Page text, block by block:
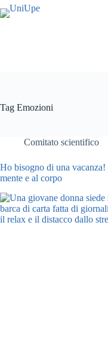
Salta
al
Tag Emozioni
Comitato scientifico
Ho bisogno di una vacanza!
mente e al corpo